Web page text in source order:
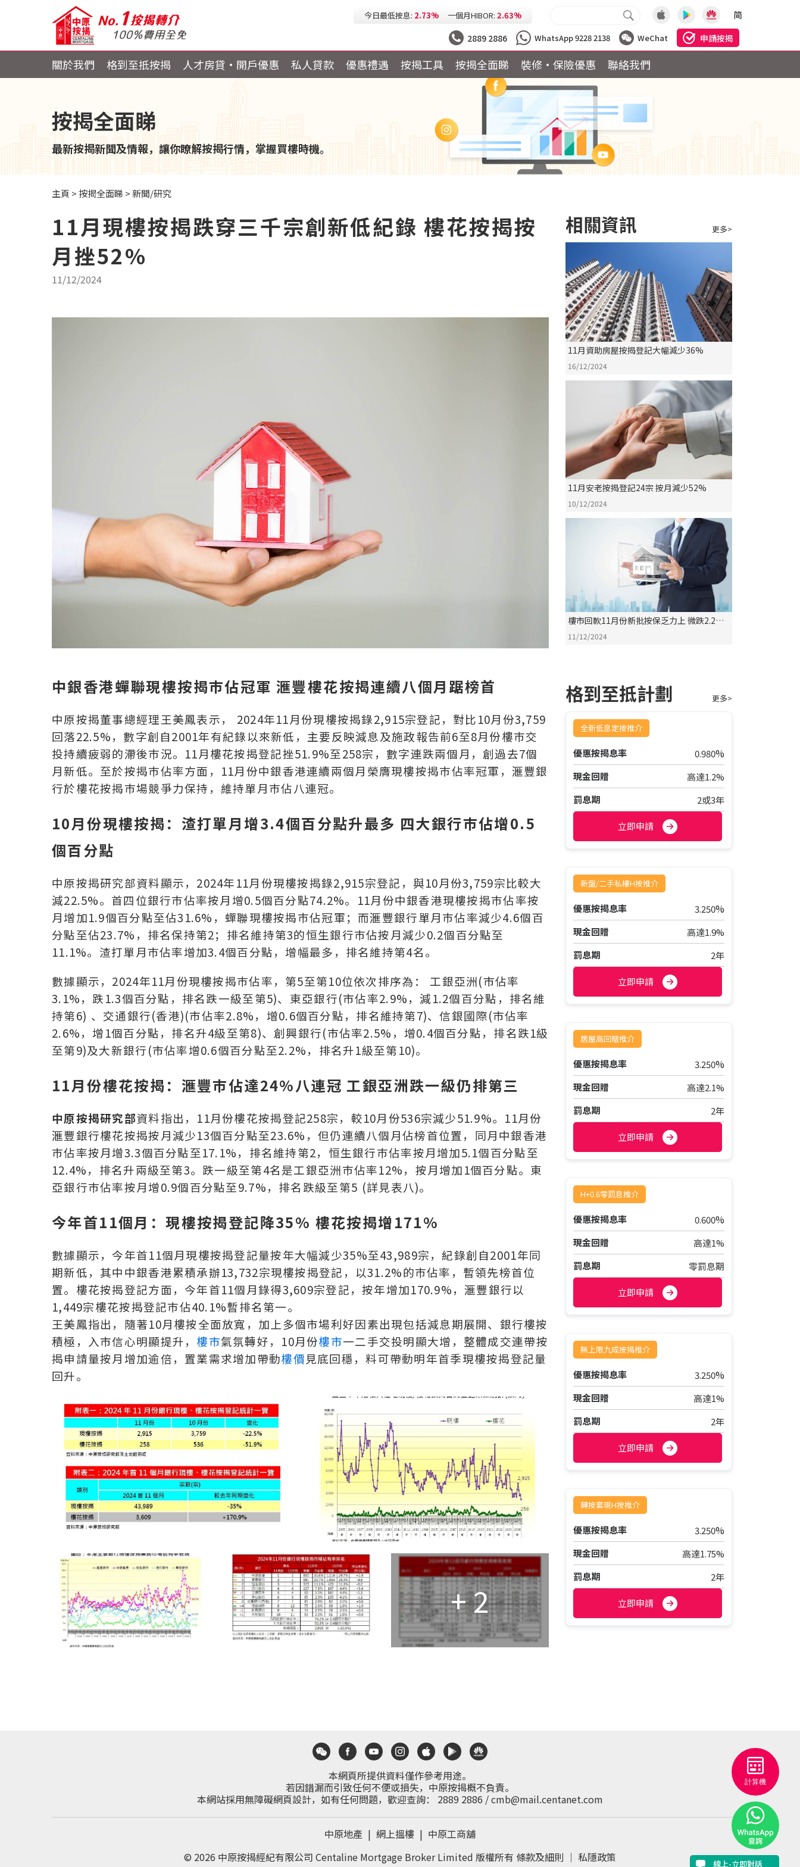
今日最低按息: 2.73% 一個月HIBOR: 2.63%
今日最低H按: 3.25%
简
2889 2886 WhatsApp 9228 2138 WeChat 申請按揭
關於我們 格到至抵按揭 人才房貸・開戶優惠 私人貸款 優惠禮遇 按揭工具 按揭全面睇 裝修·保險優惠 聯絡我們
按揭全面睇
最新按揭新聞及情報，讓你瞭解按揭行情，掌握買樓時機。
主頁 >按揭全面睇 >新聞/研究
11月現樓按揭跌穿三千宗創新低紀錄 樓花按揭按
月挫52%
11/12/2024
中銀香港蟬聯現樓按揭巿佔冠軍 滙豐樓花按揭連續八個月踞榜首
中原按揭董事總經理王美鳳表示， 2024年11月份現樓按揭錄2,915宗登記，對比10月份3,759
回落22.5%，數字創自2001年有紀錄以來新低，主要反映減息及施政報告前6至8月份樓巿交
投持續疲弱的滯後巿況。11月樓花按揭登記挫51.9%至258宗，數字連跌兩個月，創過去7個
月新低。至於按揭巿佔率方面，11月份中銀香港連續兩個月榮膺現樓按揭巿佔率冠軍，滙豐銀
行於樓花按揭巿場競爭力保持，維持單月巿佔八連冠。
10月份現樓按揭：渣打單月增3.4個百分點升最多 四大銀行巿佔增0.5
個百分點
中原按揭研究部資料顯示，2024年11月份現樓按揭錄2,915宗登記，與10月份3,759宗比較大
減22.5%。首四位銀行巿佔率按月增0.5個百分點74.2%。11月份中銀香港現樓按揭巿佔率按
月增加1.9個百分點至佔31.6%，蟬聯現樓按揭巿佔冠軍；而滙豐銀行單月巿佔率減少4.6個百
分點至佔23.7%，排名保持第2；排名維持第3的恒生銀行巿佔按月減少0.2個百分點至
11.1%。渣打單月巿佔率增加3.4個百分點，增幅最多，排名維持第4名。
數據顯示，2024年11月份現樓按揭巿佔率，第5至第10位依次排序為： 工銀亞洲(市佔率
3.1%，跌1.3個百分點，排名跌一級至第5)、東亞銀行(市佔率2.9%，減1.2個百分點，排名維
持第6) 、交通銀行(香港)(市佔率2.8%，增0.6個百分點，排名維持第7)、信銀國際(市佔率
2.6%，增1個百分點，排名升4級至第8)、創興銀行(市佔率2.5%，增0.4個百分點，排名跌1級
至第9)及大新銀行(市佔率增0.6個百分點至2.2%，排名升1級至第10)。
11月份樓花按揭：滙豐巿佔達24%八連冠 工銀亞洲跌一級仍排第三
中原按揭研究部資料指出，11月份樓花按揭登記258宗，較10月份536宗減少51.9%。11月份
滙豐銀行樓花按揭按月減少13個百分點至23.6%，但仍連續八個月佔榜首位置，同月中銀香港
巿佔率按月增3.3個百分點至17.1%，排名維持第2，恒生銀行巿佔率按月增加5.1個百分點至
12.4%，排名升兩級至第3。跌一級至第4名是工銀亞洲巿佔率12%，按月增加1個百分點。東
亞銀行巿佔率按月增0.9個百分點至9.7%，排名跌級至第5 (詳見表八)。
今年首11個月：現樓按揭登記降35% 樓花按揭增171%
數據顯示，今年首11個月現樓按揭登記量按年大幅減少35%至43,989宗，紀錄創自2001年同
期新低，其中中銀香港累積承辦13,732宗現樓按揭登記，以31.2%的巿佔率，暫領先榜首位
置。樓花按揭登記方面，今年首11個月錄得3,609宗登記，按年增加170.9%，滙豐銀行以
1,449宗樓花按揭登記巿佔40.1%暫排名第一。
王美鳳指出，隨著10月樓按全面放寬，加上多個市場利好因素出現包括減息期展開、銀行樓按
積極，入市信心明顯提升， 樓市氣氛轉好，10月份樓市一二手交投明顯大增，整體成交連帶按
揭申請量按月增加逾倍，置業需求增加帶動樓價見底回穩，料可帶動明年首季現樓按揭登記量
回升。
+ 2
相關資訊 更多>
11月資助房屋按揭登記大幅減少36%
16/12/2024
11月安老按揭登記24宗 按月減少52%
10/12/2024
樓市回軟11月份新批按保乏力上 微跌2.2%
至1,355宗
11/12/2024
格到至抵計劃 更多>
全新低息定按推介
優惠按揭息率 0.980%
現金回贈
高達1.2%
罰息期
2或3年
立即申請
新盤/二手私樓H按推介
優惠按揭息率 3.250%
現金回贈
高達1.9%
罰息期
2年
立即申請
居屋高回贈推介
優惠按揭息率 3.250%
現金回贈
高達2.1%
罰息期
2年
立即申請
H+0.6零罰息推介
優惠按揭息率 0.600%
現金回贈
高達1%
罰息期
零罰息期
立即申請
無上限九成按揭推介
優惠按揭息率 3.250%
現金回贈
高達1%
罰息期
2年
立即申請
轉按套現H按推介
優惠按揭息率 3.250%
現金回贈
高達1.75%
罰息期
2年
立即申請
線上-立即對話
本網頁所提供資料僅作參考用途。
若因錯漏而引致任何不便或損失，中原按揭概不負責。
本網站採用無障礙網頁設計，如有任何問題，歡迎查詢： 2889 2886 /cmb@mail.centanet.com
中原地產 | 網上搵樓 | 中原工商舖
© 2026 中原按揭經紀有限公司 Centaline Mortgage Broker Limited 版權所有 條款及細則 ｜ 私隱政策